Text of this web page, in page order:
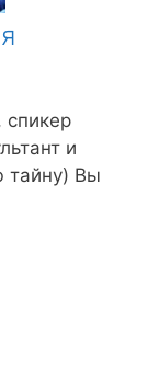
и
тайну) Вы